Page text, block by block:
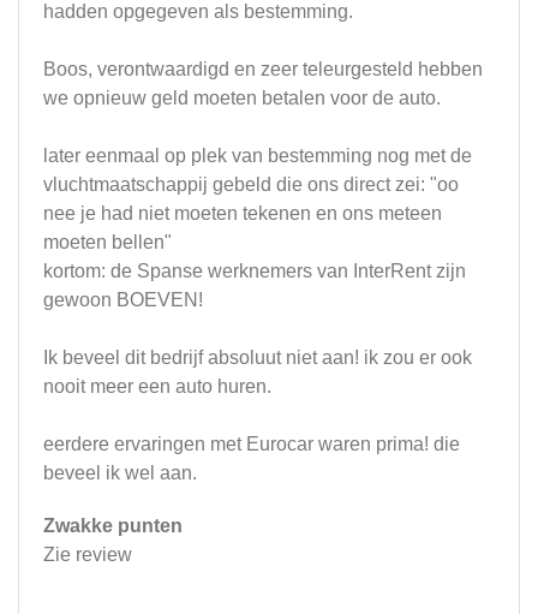
hadden opgegeven als bestemming.
Boos, verontwaardigd en zeer teleurgesteld hebben
we opnieuw geld moeten betalen voor de auto.
later eenmaal op plek van bestemming nog met de
vluchtmaatschappij gebeld die ons direct zei: "oo
nee je had niet moeten tekenen en ons meteen
moeten bellen"
kortom: de Spanse werknemers van InterRent zijn
gewoon BOEVEN!
Ik beveel dit bedrijf absoluut niet aan! ik zou er ook
nooit meer een auto huren.
eerdere ervaringen met Eurocar waren prima! die
beveel ik wel aan.
Zwakke punten
Zie review